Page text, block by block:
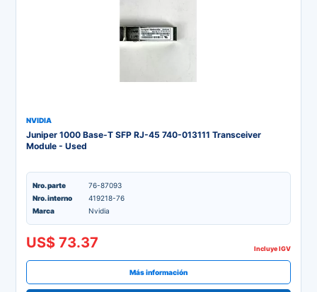
NVIDIA
Juniper 1000 Base-T SFP RJ-45 740-013111 Transceiver
Module - Used
Nro. parte
76-87093
Nro. interno
419218-76
Marca
Nvidia
US$ 73.37 Incluye IGV
Más información